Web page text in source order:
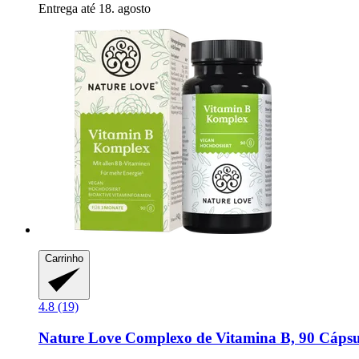
Entrega até 18. agosto
Carrinho
4.8 (19)
Nature Love Complexo de Vitamina B, 90